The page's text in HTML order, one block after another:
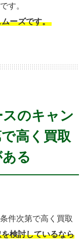
す。
ーズです。
のキャン
高く買取
る
件次第で高く買取
検討しているなら